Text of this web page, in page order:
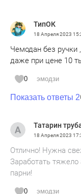
ТипОК
18 Апреля 2023
Чемодан без ручки
даже при цене 10
0 эмодзи
Показать ответы 2
Татарин
18 Апреля 2023
Отлично! Нужна
Заработать
парни!
0 эмодзи